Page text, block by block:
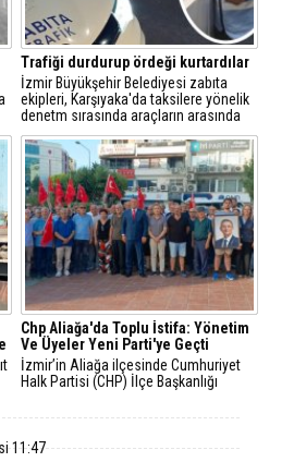
Trafiği durdurup ördeği kurtardılar
İzmir Büyükşehir Belediyesi zabıta
ekipleri, Karşıyaka'da taksilere yönelik
denetm sırasında araçların arasında
kalan yeşilbaşlı dişi ördeği fark ederek
trafiği durdurdu.
Chp Aliağa'da Toplu İstifa: Yönetim
Ve Üyeler Yeni Parti'ye Geçti
İzmir’in Aliağa ilçesinde Cumhuriyet
Halk Partisi (CHP) İlçe Başkanlığı
üyesi, düzenlenen basın toplantısıyla
istifa ettiklerini duyurarak Yeni Parti’ye
11:47